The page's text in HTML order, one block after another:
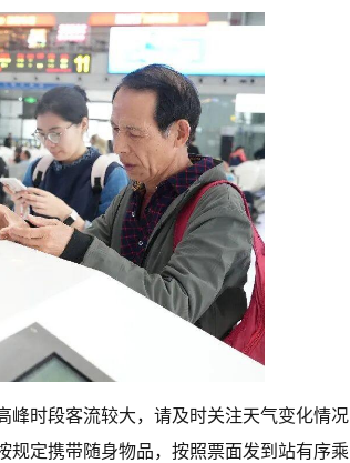
峰时段客流较大，请及时关注天气变化情况
规定携带随身物品，按照票面发到站有序乘